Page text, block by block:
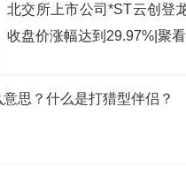
北交所上市公司*ST云创登
收盘价涨幅达到29.97%|聚
思？什么是打猎型伴侣？